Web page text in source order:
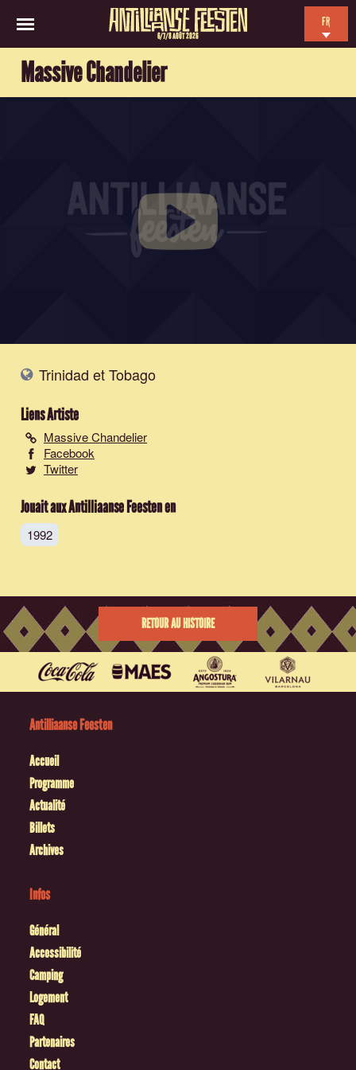
6/7/8 AOÛT 2026
FR
Massive Chandelier
Trinidad et Tobago
Liens Artiste
Massive Chandelier
Facebook
Twitter
Jouait aux Antilliaanse Feesten en
1992
RETOUR AU HISTOIRE
Antilliaanse Feesten
Accueil
Programme
Actualité
Billets
Archives
Infos
Général
Accessibilité
Camping
Logement
FAQ
Partenaires
Contact